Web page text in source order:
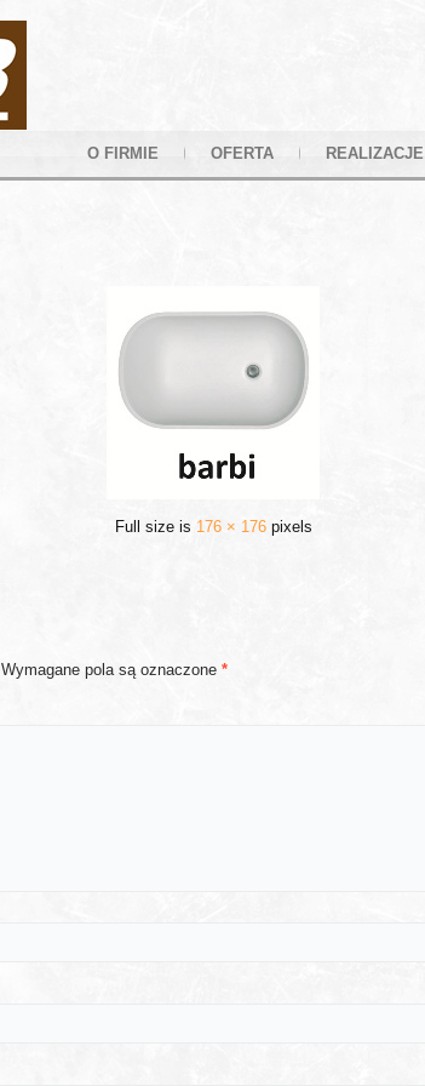
O FIRMIE OFERTA REALIZACJE
Full size is 176 × 176pixels
Wymagane pola są oznaczone *